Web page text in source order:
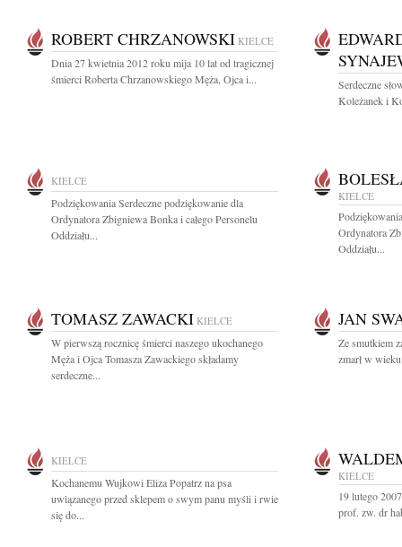
ROBERT CHRZANOWSKI KIELCE
Dnia 27 kwietnia 2012 roku mija 10 lat od tragicznej
śmierci Roberta Chrzanowskiego Męża, Ojca i...
Serdeczne
Koleżanek i
KIELCE
Podziękowania Serdeczne podziękowanie dla
Ordynatora Zbigniewa Bonka i całego Personelu
Oddziału...
KIELCE
Ordynatora
Oddziału...
TOMASZ ZAWACKI KIELCE
W pierwszą rocznicę śmierci naszego ukochanego
Męża i Ojca Tomasza Zawackiego składamy
serdeczne...
JAN
Ze smutkiem
zmarł w
KIELCE
Kochanemu Wujkowi Eliza Popatrz na psa
uwiązanego przed sklepem o swym panu myśli i rwie
się do...
KIELCE
19 lutego
prof. zw. dr